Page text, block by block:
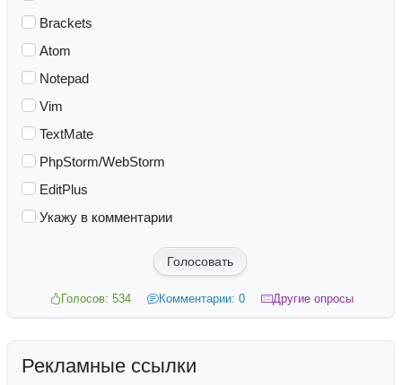
Brackets
Atom
Notepad
Vim
TextMate
PhpStorm/WebStorm
EditPlus
Укажу в комментарии
Голосовать
Голосов: 534 Комментарии: 0 Другие опросы
Рекламные ссылки